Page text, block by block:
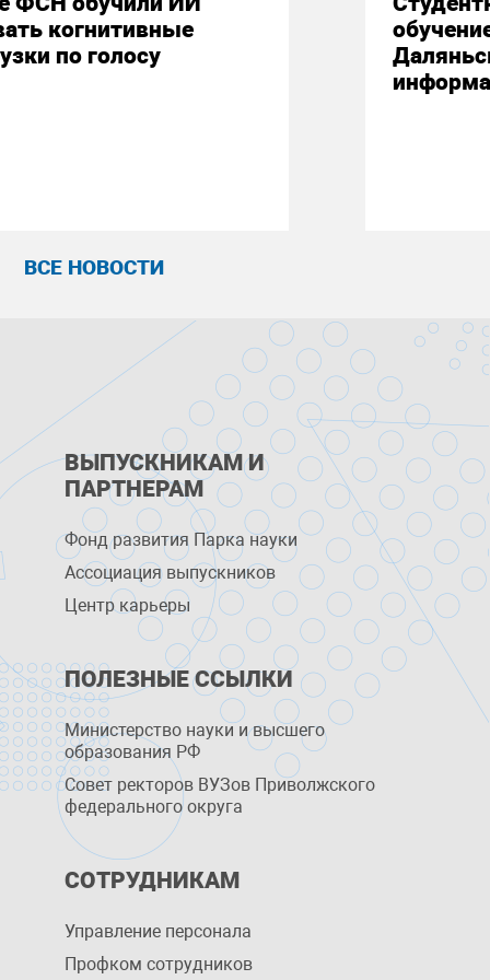
когнитивные
по голосу
ВСЕ НОВОСТИ
ВЫПУСКНИКАМ И
ПАРТНЕРАМ
Фонд развития Парка науки
Ассоциация выпускников
Центр карьеры
ПОЛЕЗНЫЕ ССЫЛКИ
Министерство науки и высшего
образования РФ
Совет ректоров ВУЗов Приволжского
федерального округа
СОТРУДНИКАМ
Управление персоналa
Профком сотрудников